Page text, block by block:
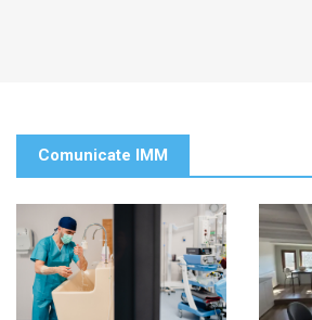
Comunicate IMM